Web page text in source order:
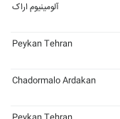
آلومينيوم اراک
Peykan Tehran
Chadormalo Ardakan